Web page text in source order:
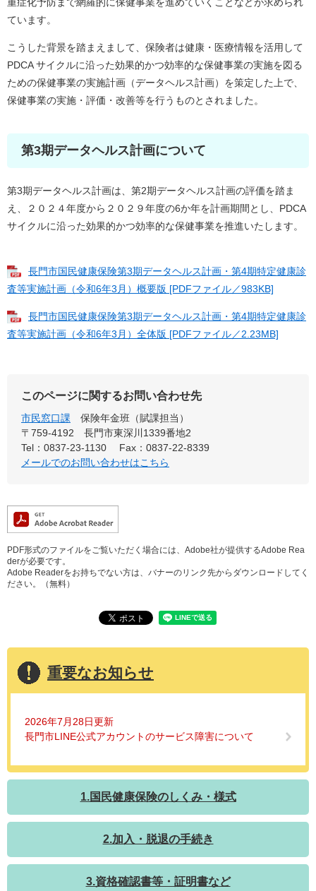
ています。
こうした背景を踏まえまして、保険者は健康・医療情報を活用して
PDCA サイクルに沿った効果的かつ効率的な保健事業の実施を図る
ための保健事業の実施計画（データヘルス計画）を策定した上で、
保健事業の実施・評価・改善等を行うものとされました。
第3期データヘルス計画について
第3期データヘルス計画は、第2期データヘルス計画の評価を踏ま
え、２０２４年度から２０２９年度の6か年を計画期間とし、PDCA
サイクルに沿った効果的かつ効率的な保健事業を推進いたします。
長門市国民健康保険第3期データヘルス計画・第4期特定健康診
査等実施計画（令和6年3月）概要版 [PDFファイル／983KB]
長門市国民健康保険第3期データヘルス計画・第4期特定健康診
査等実施計画（令和6年3月）全体版 [PDFファイル／2.23MB]
このページに関するお問い合わせ先
市民窓口課
保険年金班（賦課担当）
〒759-4192
長門市東深川1339番地2
Tel：0837-23-1130
Fax：0837-22-8339
メールでのお問い合わせはこちら
PDF形式のファイルをご覧いただく場合には、Adobe社が提供するAdobe Rea
derが必要です。
Adobe Readerをお持ちでない方は、バナーのリンク先からダウンロードしてく
ださい。（無料）
重要なお知らせ
2026年7月28日更新
長門市LINE公式アカウントのサービス障害について
1.国民健康保険のしくみ・様式
2.加入・脱退の手続き
3.資格確認書等・証明書など